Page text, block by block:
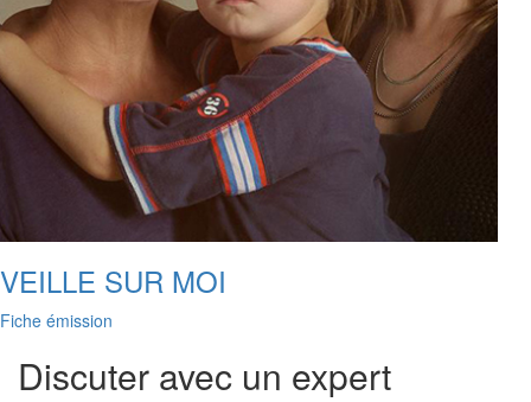
VEILLE SUR MOI
Fiche émission
Discuter avec un expert